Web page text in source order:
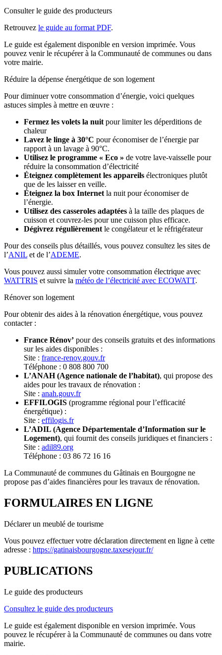
Consulter le guide des producteurs
Retrouvez le guide au format PDF.
Le guide est également disponible en version imprimée. Vous
pouvez venir le récupérer à la Communauté de communes ou dans
votre mairie.
Réduire la dépense énergétique de son logement
Pour diminuer votre consommation d’énergie, voici quelques
astuces simples à mettre en œuvre :
Fermez les volets la nuit pour limiter les déperditions de
chaleur
Lavez le linge à 30°C pour économiser de l’énergie par
rapport à un lavage à 90°C.
Utilisez le programme « Eco » de votre lave-vaisselle pour
réduire la consommation d’électricité
Éteignez complètement les appareils électroniques plutôt
que de les laisser en veille.
Éteignez la box Internet la nuit pour économiser de
l’énergie.
Utilisez des casseroles adaptées à la taille des plaques de
cuisson et couvrez-les pour une cuisson plus efficace.
Dégivrez régulièrement le congélateur et le réfrigérateur
Pour des conseils plus détaillés, vous pouvez consultez les sites de
l’ANIL et de l’ADEME.
Vous pouvez aussi simuler votre consommation électrique avec
WATTRIS et suivre la météo de l’électricité avec ECOWATT.
Rénover son logement
Pour obtenir des aides à la rénovation énergétique, vous pouvez
contacter :
France Rénov’ pour des conseils gratuits et des informations
sur les aides disponibles :
Site : france-renov.gouv.fr
Téléphone : 0 808 800 700
L’ANAH (Agence nationale de l’habitat), qui propose des
aides pour les travaux de rénovation :
Site : anah.gouv.fr
EFFILOGIS (programme régional pour l’efficacité
énergétique) :
Site : effilogis.fr
L’ADIL (Agence Départementale d’Information sur le
Logement), qui fournit des conseils juridiques et financiers :
Site : adil89.org
Téléphone : 03 86 72 16 16
La Communauté de communes du Gâtinais en Bourgogne ne
propose pas d’aides financières pour les travaux de rénovation.
FORMULAIRES EN LIGNE
Déclarer un meublé de tourisme
Vous pouvez effectuer votre déclaration directement en ligne à cette
adresse : https://gatinaisbourgogne.taxesejour.fr/
PUBLICATIONS
Le guide des producteurs
Consultez le guide des producteurs
Le guide est également disponible en version imprimée. Vous
pouvez le récupérer à la Communauté de communes ou dans votre
mairie.